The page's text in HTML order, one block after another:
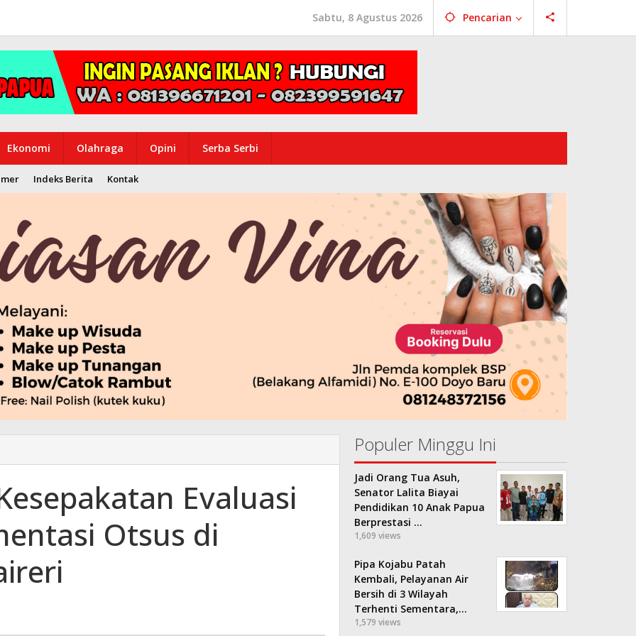
Sabtu, 8 Agustus 2026 Pencarian
Ekonomi Olahraga Opini Serba Serbi
Indeks Berita Kontak
Evaluasi
Otsus di
Populer Minggu Ini
Jadi Orang Tua Asuh,
Senator Lalita Biayai
Pendidikan 10 Anak Papua
Berprestasi …
1,609 views
Pipa Kojabu Patah
Kembali, Pelayanan Air
Bersih di 3 Wilayah
Terhenti Sementara,…
1,579 views